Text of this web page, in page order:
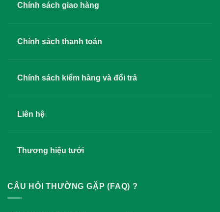
Chính sách giao hàng
Chính sách thanh toán
Chính sách kiểm hàng và đổi trả
Liên hệ
Thương hiệu tưới
CÂU HỎI THƯỜNG GẶP (FAQ) ?